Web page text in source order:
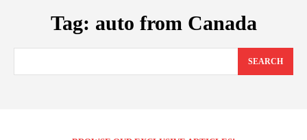
Tag: auto from Canada
SEARCH